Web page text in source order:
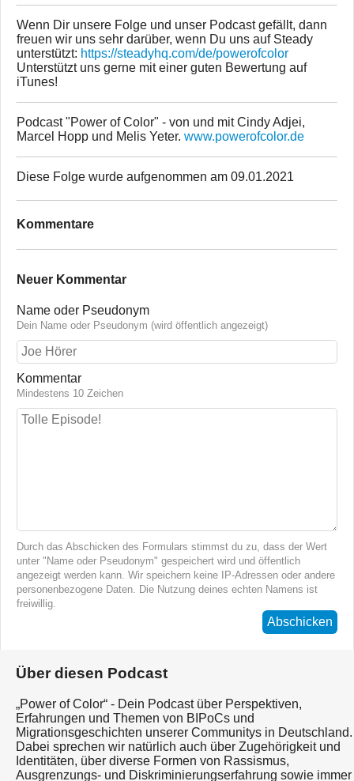
Wenn Dir unsere Folge und unser Podcast gefällt, dann
freuen wir uns sehr darüber, wenn Du uns auf Steady
unterstützt: https://steadyhq.com/de/powerofcolor
Unterstützt uns gerne mit einer guten Bewertung auf
iTunes!
Podcast "Power of Color" - von und mit Cindy Adjei,
Marcel Hopp und Melis Yeter. www.powerofcolor.de
Diese Folge wurde aufgenommen am 09.01.2021
Kommentare
Neuer Kommentar
Name oder Pseudonym
Dein Name oder Pseudonym (wird öffentlich angezeigt)
Kommentar
Mindestens 10 Zeichen
Durch das Abschicken des Formulars stimmst du zu, dass der Wert
unter "Name oder Pseudonym" gespeichert wird und öffentlich
angezeigt werden kann. Wir speichern keine IP-Adressen oder andere
personenbezogene Daten. Die Nutzung deines echten Namens ist
freiwillig.
Abschicken
Über diesen Podcast
„Power of Color“ - Dein Podcast über Perspektiven,
Erfahrungen und Themen von BIPoCs und
Migrationsgeschichten unserer Communitys in Deutschland.
Dabei sprechen wir natürlich auch über Zugehörigkeit und
Identitäten, über diverse Formen von Rassismus,
Ausgrenzungs- und Diskriminierungserfahrung sowie immer